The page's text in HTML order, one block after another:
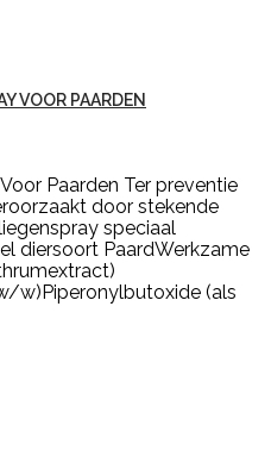
VOOR PAARDEN
Paarden Ter preventie
door stekende
speciaal
diersoort PaardWerkzame
pyrethrumextract)
w)Piperonylbutoxide (als